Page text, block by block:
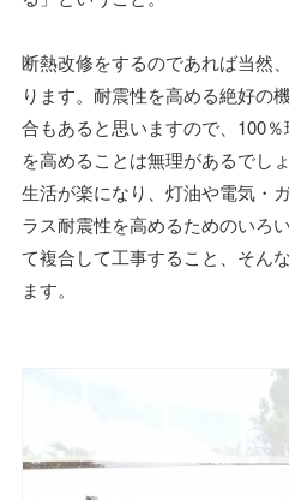
断熱改修をするのであれば当然
ります。耐震性を高める絶好の
合もあると思いますので、100
を高めることは無理があるでし
生活が楽になり、灯油や電気・
ラス耐震性を高めるためのいろ
て複合して工事すること、そん
ます。